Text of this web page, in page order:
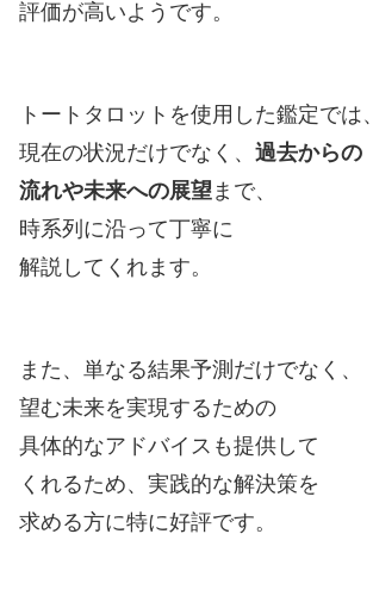
評価が高いようです。
トートタロットを使用した鑑定では、
現在の状況だけでなく、 過去からの
流れや未来への展望まで、
時系列に沿って丁寧に
解説してくれます。
また、単なる結果予測だけでなく、
望む未来を実現するための
具体的なアドバイスも提供して
くれるため、実践的な解決策を
求める方に特に好評です。